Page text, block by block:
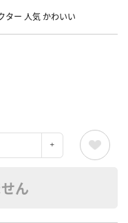
ター 人気 かわいい
ん